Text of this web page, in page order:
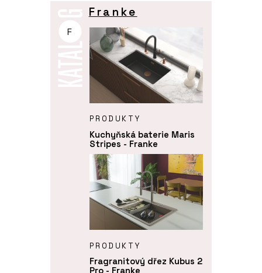
F
Franke
PRODUKTY
Kuchyňská baterie Maris
Stripes - Franke
PRODUKTY
Fragranitový dřez Kubus 2
Pro - Franke